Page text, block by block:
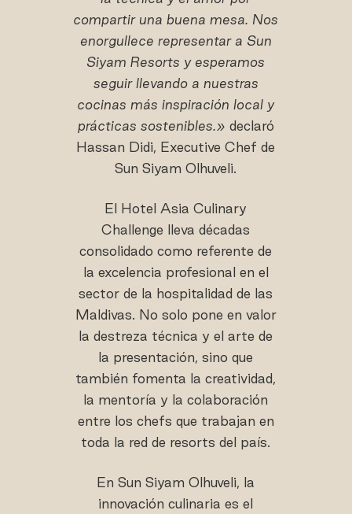
compartir una buena mesa. Nos
enorgullece representar a Sun
Siyam Resorts y esperamos
seguir llevando a nuestras
cocinas más inspiración local y
prácticas sostenibles.» declaró
Hassan Didi, Executive Chef de
Sun Siyam Olhuveli.
El Hotel Asia Culinary
Challenge lleva décadas
consolidado como referente de
la excelencia profesional en el
sector de la hospitalidad de las
Maldivas. No solo pone en valor
la destreza técnica y el arte de
la presentación, sino que
también fomenta la creatividad,
la mentoría y la colaboración
entre los chefs que trabajan en
toda la red de resorts del país.
En Sun Siyam Olhuveli, la
innovación culinaria es el